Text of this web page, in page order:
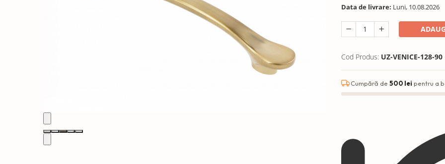
Data de livrare: Luni, 10.08.2026
Cod Produs: UZ-VENICE-128-90
Cumpără de 500 lei pentru a